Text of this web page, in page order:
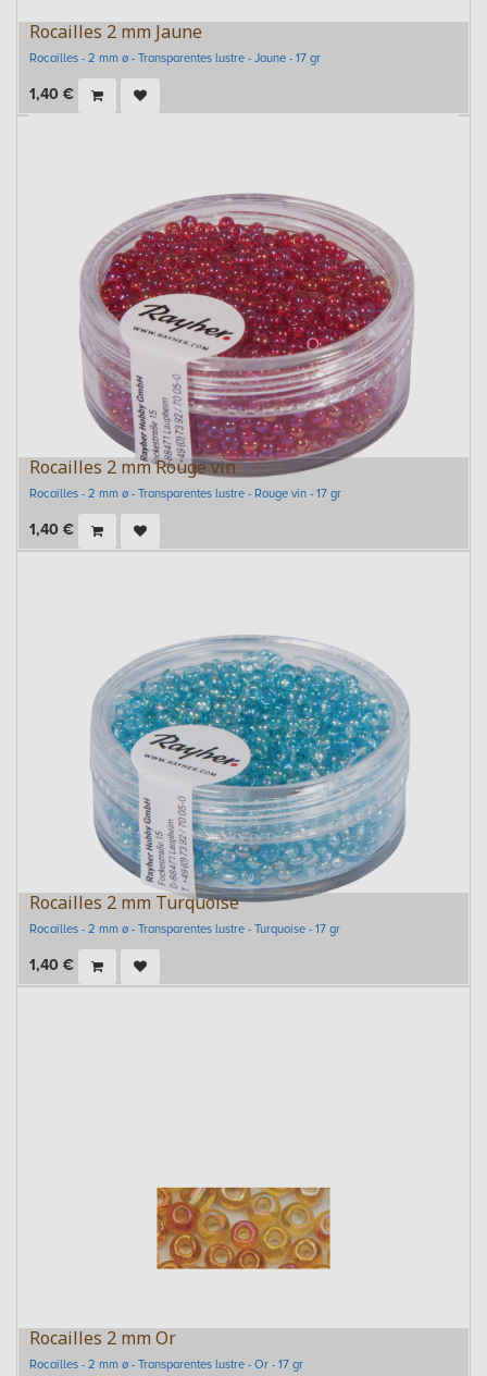
Rocailles 2 mm Jaune
Rocailles - 2 mm ø - Transparentes lustre - Jaune - 17 gr
1,40 €
Rocailles 2 mm Rouge vin
Rocailles - 2 mm ø - Transparentes lustre - Rouge vin - 17 gr
1,40 €
Rocailles 2 mm Turquoise
Rocailles - 2 mm ø - Transparentes lustre - Turquoise - 17 gr
1,40 €
Rocailles 2 mm Or
Rocailles - 2 mm ø - Transparentes lustre - Or - 17 gr